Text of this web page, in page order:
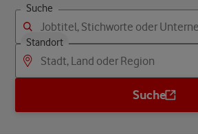
Suche
Standort
Suche